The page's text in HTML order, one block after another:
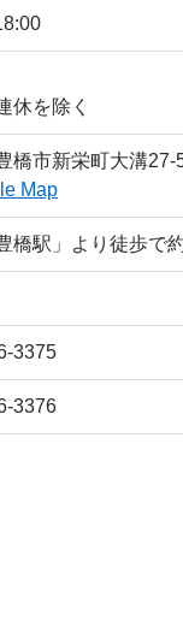
休を除く
橋市新栄町大溝27-
Map
橋駅」より徒歩で
3375
3376